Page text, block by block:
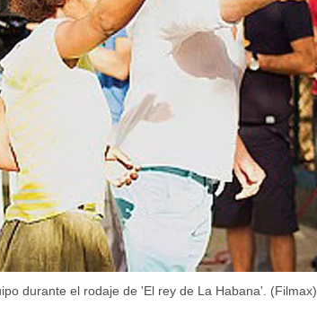
durante el rodaje de 'El rey de La Habana'. (Filmax)